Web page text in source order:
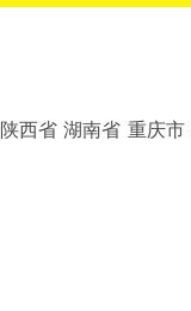
省 湖南省 重庆